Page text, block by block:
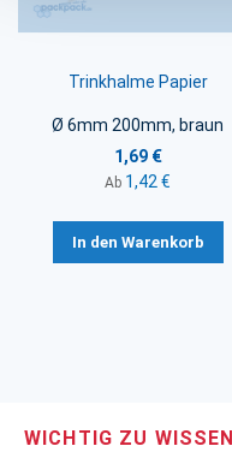
Trinkhalme Papier
Ø 6mm 200mm, braun
1,69 €
Ab 1,42 €
In den Warenkorb
WICHTIG ZU WISSEN